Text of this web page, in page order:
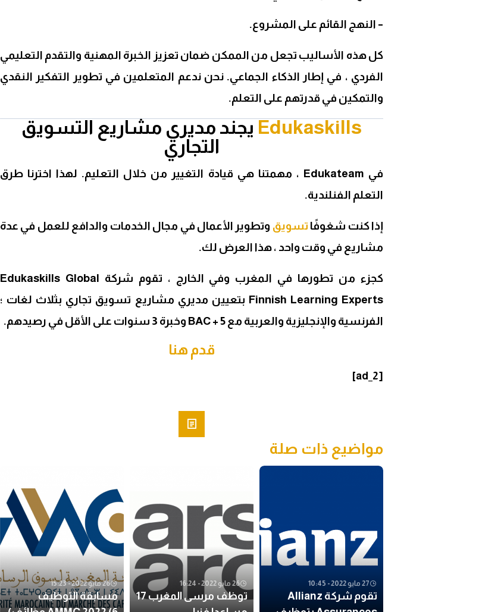
– النهج القائم على المشروع.
كل هذه الأساليب تجعل من الممكن ضمان تعزيز الخبرة المهنية والتقدم التعليمي
الفردي ، في إطار الذكاء الجماعي. نحن ندعم المتعلمين في تطوير التفكير النقدي
والتمكين في قدرتهم على التعلم.
Edukaskills يجند مديري مشاريع التسويق
التجاري
في Edukateam ، مهمتنا هي قيادة التغيير من خلال التعليم. لهذا اخترنا طرق
التعلم الفنلندية.
إذا كنت شغوفًا تسويق وتطوير الأعمال في مجال الخدمات والدافع للعمل في عدة
مشاريع في وقت واحد ، هذا العرض لك.
كجزء من تطورها في المغرب وفي الخارج ، تقوم شركة Edukaskills Global
Finnish Learning Experts بتعيين مديري مشاريع تسويق تجاري بثلاث لغات ؛
الفرنسية والإنجليزية والعربية مع BAC + 5 وخبرة 3 سنوات على الأقل في رصيدهم.
قدم هنا
[ad_2]
مواضيع ذات صلة
27 مايو 2022 - 10:45
تقوم شركة Allianz
26 مايو 2022 - 16:24
توظف مرسى المغرب 17
26 مايو 2022 - 15:23
مسابقة التوظيف